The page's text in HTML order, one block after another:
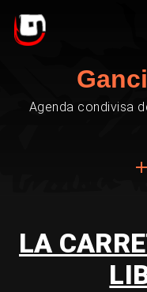
Agenda condivisa
LA